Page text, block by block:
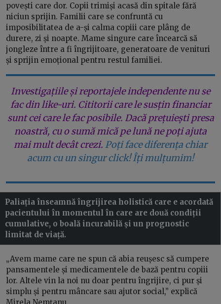
povești care dor. Copii trimiși acasă din spitale fără
niciun sprijin. Familii care se confruntă cu
imposibilitatea de a-și calma copiii care plâng de
durere, zi și noapte. Mame singure care încearcă să
jongleze între a fi îngrijitoare, generatoare de venituri
și sprijin emoțional pentru restul familiei.
Investigațiile și reportajele independente nu se
fac din like-uri. Cititorii care le susțin financiar
sunt cei care le fac posibile. Dacă prețuiești presa
noastră, cu o sumă mică pe lună ne poți ajuta
mai mult decât crezi. Poți face diferența chiar
acum cu un singur click! Îți mulțumim!
Paliația înseamnă îngrijirea holistică care e acordată
pacientului în momentul în care are două condiții
cumulative, o boală incurabilă și un prognostic
limitat de viață.
„Avem mame care ne spun că abia reușesc să cumpere
pansamentele și medicamentele de bază pentru copiii
lor. Altele vin la noi nu doar pentru îngrijire, ci pur și
simplu și pentru mâncare sau ajutor social,” explică
Mirela Nemțanu.